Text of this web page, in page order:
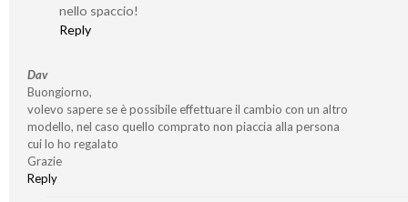
nello spaccio!
Reply
Dav
Buongiorno,
volevo sapere se è possibile effettuare il cambio con un altro
modello, nel caso quello comprato non piaccia alla persona
cui lo ho regalato
Grazie
Reply